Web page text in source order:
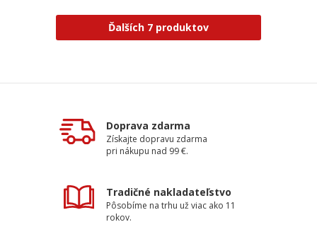
Ďalších 7 produktov
Doprava zdarma
Získajte dopravu zdarma
pri nákupu nad 99 €.
Tradičné nakladateľstvo
Pôsobíme na trhu už viac ako 11
rokov.